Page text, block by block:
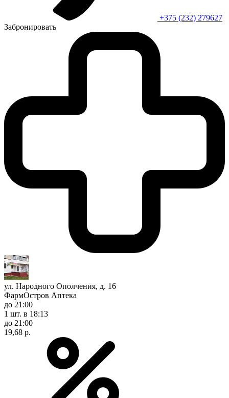
+375 (232) 279627
Забронировать
ул. Народного Ополчения, д. 16
ФармОстров Аптека
до 21:00
1 шт. в 18:13
до 21:00
19,68 р.